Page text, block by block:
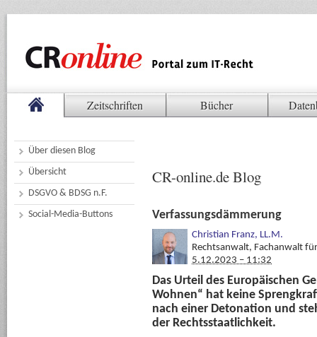
Zeitschriften Bücher
Über diesen Blog
Übersicht
DSGVO & BDSG n.F.
Social-Media-Buttons
CR-online.de Blog
Verfassungsdämmerung
Christian Franz, LL.M.
Rechtsanwalt, Fachanwalt
5.12.2023 – 11:32
Das Urteil des Europäischen
Wohnen“ hat keine
nach einer Detonation und
der Rechtsstaatlichkeit.